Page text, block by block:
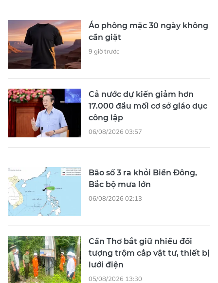
Áo phông mặc 30 ngày không
cần giặt
9 giờ trước
Cả nước dự kiến giảm hơn
17.000 đầu mối cơ sở giáo dục
công lập
06/08/2026 03:57
Bão số 3 ra khỏi Biển Đông,
Bắc bộ mưa lớn
06/08/2026 02:13
Cần Thơ bắt giữ nhiều đối
tượng trộm cắp vật tư, thiết bị
lưới điện
05/08/2026 13:30